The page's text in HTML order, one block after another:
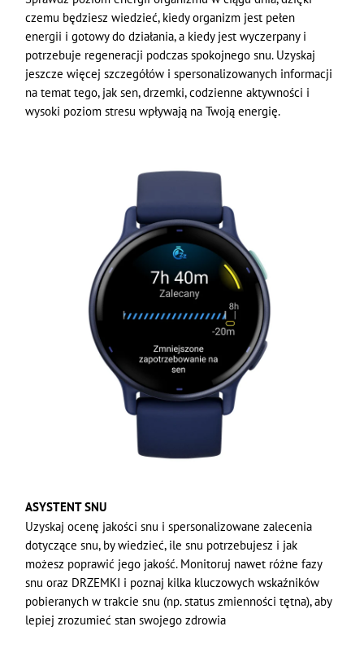
czemu będziesz wiedzieć, kiedy organizm jest pełen
energii i gotowy do działania, a kiedy jest wyczerpany i
potrzebuje regeneracji podczas spokojnego snu. Uzyskaj
jeszcze więcej szczegółów i spersonalizowanych informacji
na temat tego, jak sen, drzemki, codzienne aktywności i
wysoki poziom stresu wpływają na Twoją energię.
ASYSTENT SNU
Uzyskaj ocenę jakości snu i spersonalizowane zalecenia
dotyczące snu, by wiedzieć, ile snu potrzebujesz i jak
możesz poprawić jego jakość. Monitoruj nawet różne fazy
snu oraz DRZEMKI i poznaj kilka kluczowych wskaźników
pobieranych w trakcie snu (np. status zmienności tętna), aby
lepiej zrozumieć stan swojego zdrowia